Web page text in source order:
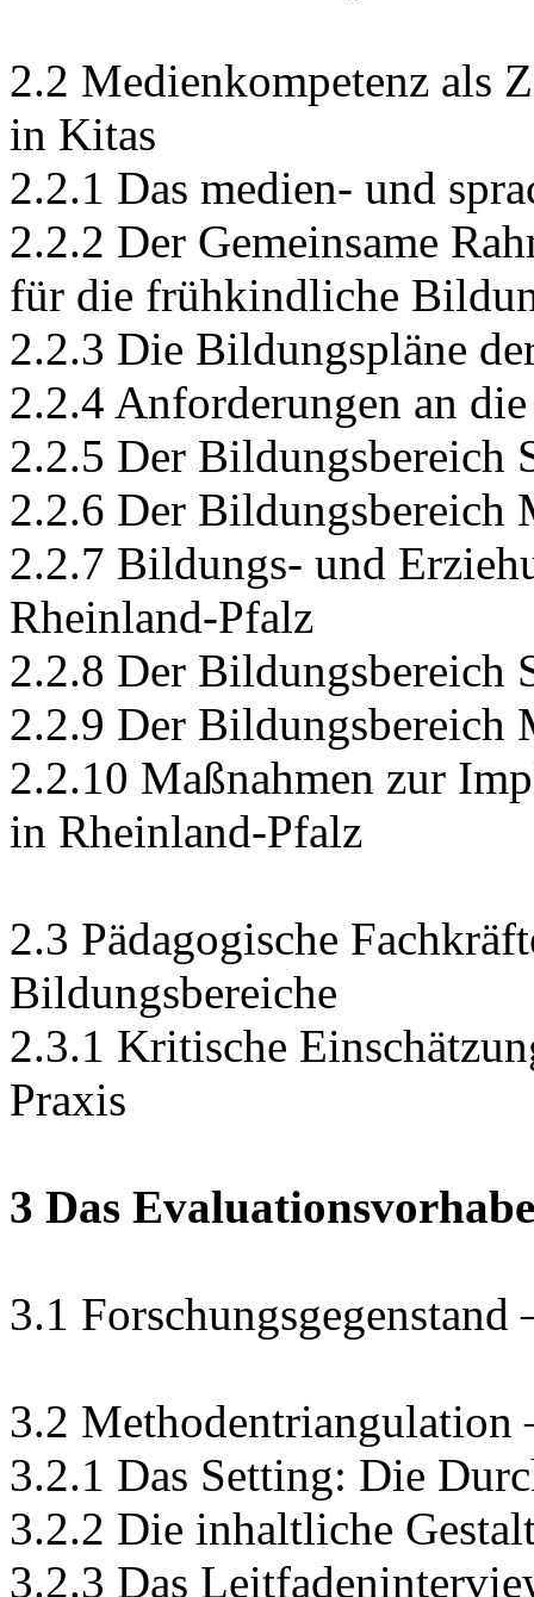
2.2 Medienkompetenz als
in Kitas
2.2.1 Das medien- und
2.2.2 Der Gemeinsame
für die frühkindliche
2.2.3 Die Bildungspläne
2.2.4 Anforderungen an
2.2.5 Der Bildungsbereich
2.2.6 Der Bildungsbereich
2.2.7 Bildungs- und
Rheinland-Pfalz
2.2.8 Der Bildungsbereich
2.2.9 Der Bildungsbereich
2.2.10 Maßnahmen zur
in Rheinland-Pfalz
2.3 Pädagogische
Bildungsbereiche
2.3.1 Kritische
Praxis
3 Das
3.1
3.2 Methodentriangulation
3.2.1 Das Setting: Die
3.2.2 Die inhaltliche
3.2.3 Das